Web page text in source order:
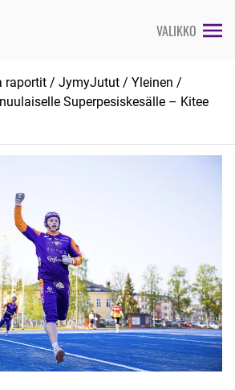
VALIKKO
raportit / JymyJutut / Yleinen /
Superpesiskesälle – Kitee